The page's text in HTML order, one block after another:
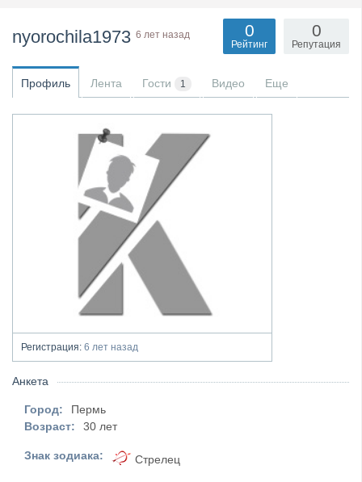
nyorochila1973 6 лет назад 0
Репутация
0
Рейтинг
Профиль Лента Гости 1 Видео Еще
Регистрация: 6 лет назад
Анкета
Город:
Пермь
Возраст:
30 лет
Знак зодиака: Стрелец